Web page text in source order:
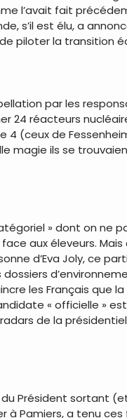
l’avait fait
s’il est élu, a
piloter la transition
par les
24 réacteurs
4 (ceux de
magie ils se
» dont on ne
aux éleveurs.
d’Eva Joly, ce
les Français que
« officielle »
de la
Président sortant
à Pamiers, a tenu ces